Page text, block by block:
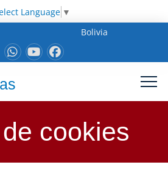
Language ▼
Bolivia
cookies